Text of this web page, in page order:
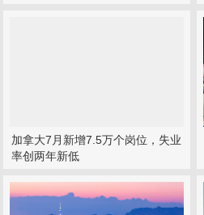
加拿大7月新增7.5万个岗位，失业
率创两年新低